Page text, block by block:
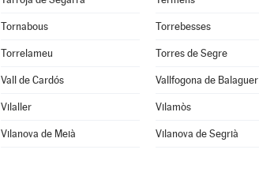
Tornabous Torrebesses
Torrelameu Torres de Segre
Vall de Cardós Vallfogona de Balaguer
Vilaller Vilamòs
Vilanova de Meià Vilanova de Segrià